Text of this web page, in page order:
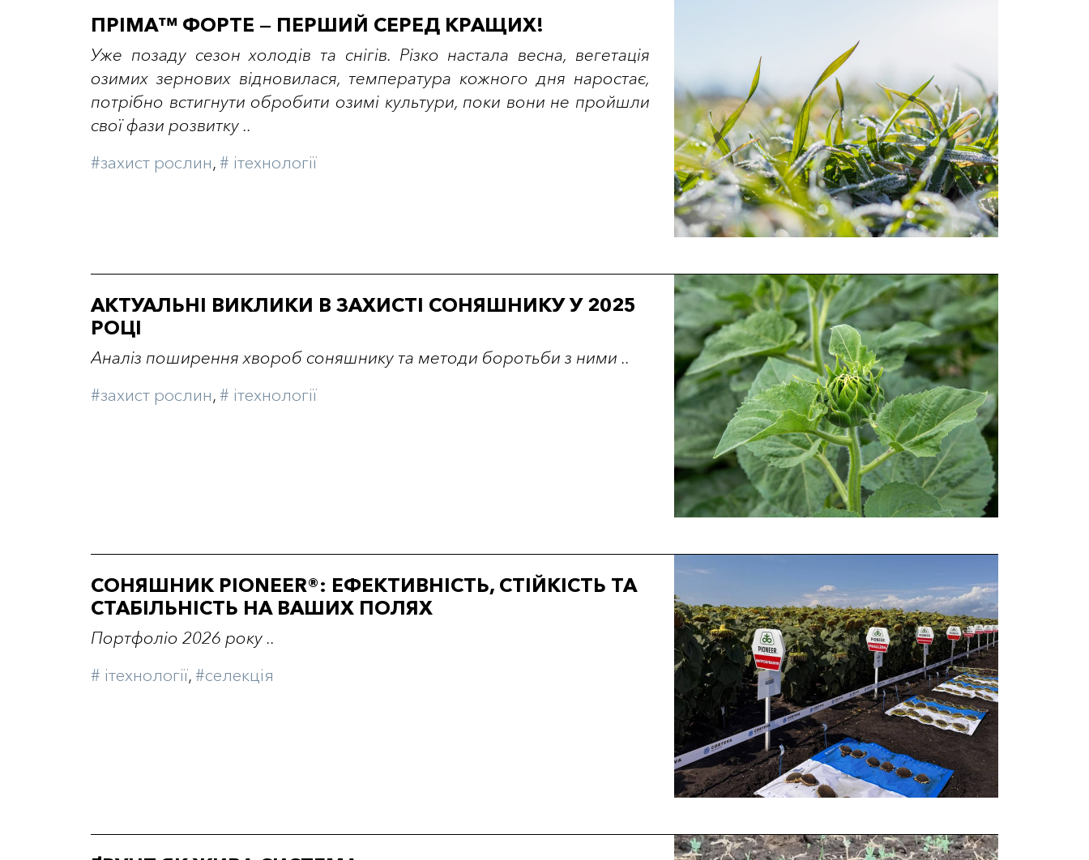
ПРІМА™ ФОРТЕ — ПЕРШИЙ СЕРЕД КРАЩИХ!
Уже позаду сезон холодів та снігів. Різко настала весна, вегетація
озимих зернових відновилася, температура кожного дня наростає,
потрібно встигнути обробити озимі культури, поки вони не пройшли
свої фази розвитку ..
#захист рослин, # iтехнології
АКТУАЛЬНІ ВИКЛИКИ В ЗАХИСТІ СОНЯШНИКУ У 2025
РОЦІ
Аналіз поширення хвороб соняшнику та методи боротьби з ними ..
#захист рослин, # iтехнології
СОНЯШНИК PIONEER®: ЕФЕКТИВНІСТЬ, СТІЙКІСТЬ ТА
СТАБІЛЬНІСТЬ НА ВАШИХ ПОЛЯХ
Портфоліо 2026 року ..
# iтехнології, #селекція